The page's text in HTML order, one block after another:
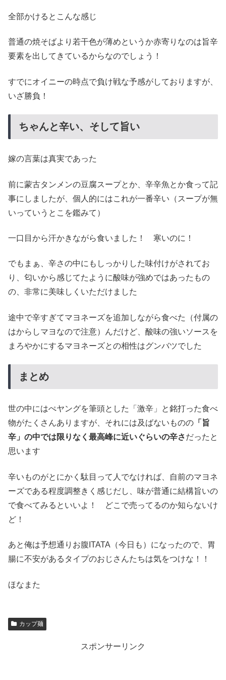
全部かけるとこんな感じ
普通の焼そばより若干色が薄めというか赤寄りなのは旨辛
要素を出してきているからなのでしょう！
すでにオイニーの時点で負け戦な予感がしておりますが、
いざ勝負！
ちゃんと辛い、そして旨い
嫁の言葉は真実であった
前に蒙古タンメンの豆腐スープとか、辛辛魚とか食って記
事にしましたが、個人的にはこれが一番辛い（スープが無
いっていうとこを鑑みて）
一口目から汗かきながら食いました！ 寒いのに！
でもまぁ、辛さの中にもしっかりした味付けがされてお
り、匂いから感じてたように酸味が強めではあったもの
の、非常に美味しくいただけました
途中で辛すぎてマヨネーズを追加しながら食べた（付属の
はからしマヨなので注意）んだけど、酸味の強いソースを
まろやかにするマヨネーズとの相性はグンバツでした
まとめ
世の中にはぺヤングを筆頭とした「激辛」と銘打った食べ
物がたくさんありますが、それには及ばないものの 「旨
辛」の中では限りなく最高峰に近いぐらいの辛さだったと
思います
辛いものがとにかく駄目って人でなければ、自前のマヨネ
ーズである程度調整きく感じだし、味が普通に結構旨いの
で食べてみるといいよ！ どこで売ってるのか知らないけ
ど！
あと俺は予想通りお腹ITATA（今日も）になったので、胃
腸に不安があるタイプのおじさんたちは気をつけな！！
ほなまた
カップ麺
スポンサーリンク